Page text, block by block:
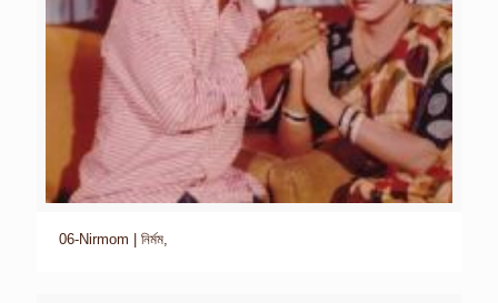
06-Nirmom | নির্মম,